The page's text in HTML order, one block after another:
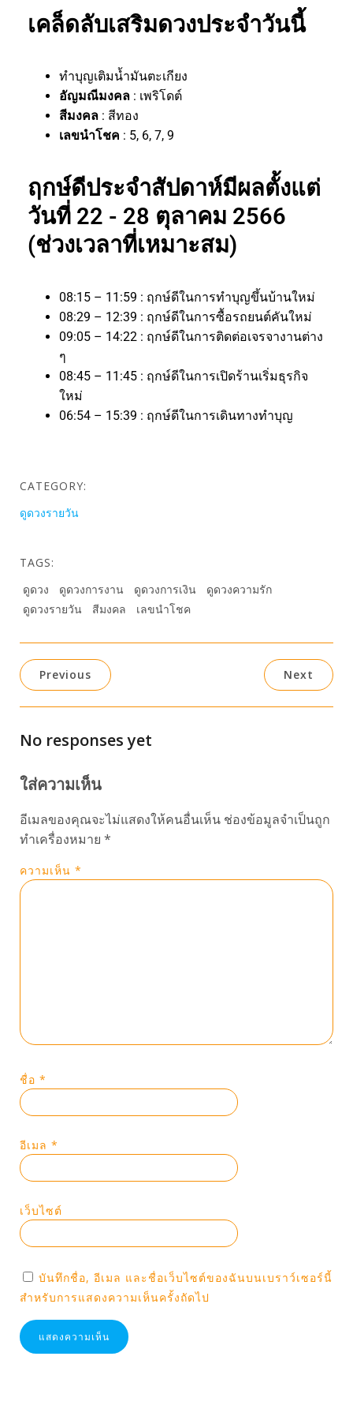
เคล็ดลับเสริมดวงประจำวันนี้
ทำบุญเติมน้ำมันตะเกียง
อัญมณีมงคล : เพริโดต์
สีมงคล : สีทอง
เลขนำโชค : 5, 6, 7, 9
ฤกษ์ดีประจำสัปดาห์มีผลตั้งแต่
วันที่ 22 - 28 ตุลาคม 2566
(ช่วงเวลาที่เหมาะสม)
08:15 – 11:59 : ฤกษ์ดีในการทำบุญขึ้นบ้านใหม่
08:29 – 12:39 : ฤกษ์ดีในการซื้อรถยนต์คันใหม่
09:05 – 14:22 : ฤกษ์ดีในการติดต่อเจรจางานต่าง
ๆ
08:45 – 11:45 : ฤกษ์ดีในการเปิดร้านเริ่มธุรกิจ
ใหม่
06:54 – 15:39 : ฤกษ์ดีในการเดินทางทำบุญ
CATEGORY:
ดูดวงรายวัน
TAGS:
ดูดวง
ดูดวงการงาน ดูดวงการเงิน
ดูดวงความรัก
ดูดวงรายวัน
สีมงคล เลขนำโชค
Previous Next
No responses yet
ใส่ความเห็น
อีเมลของคุณจะไม่แสดงให้คนอื่นเห็น ช่องข้อมูลจำเป็นถูก
ทำเครื่องหมาย *
ความเห็น *
ชื่อ *
อีเมล *
เว็บไซต์
บันทึกชื่อ, อีเมล และชื่อเว็บไซต์ของฉันบนเบราว์เซอร์นี้
สำหรับการแสดงความเห็นครั้งถัดไป